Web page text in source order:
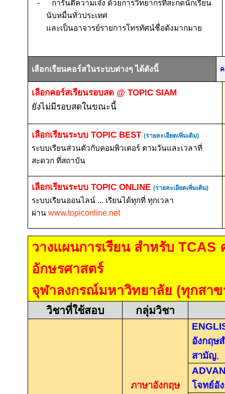
-
การันตีความเจ๋ง ด้วยการวิทยากรที่สะกดนักเรียน
นับหมื่นทั่วประเทศ
และเป็นอาจารย์รายการโทรทัศน์ชื่อดังมากมาย
เลือกเรียนคอร์สในระบบต่างๆ ได้ดังนี้
เลือกคอร์สเรียนรอบสด @ TOPIC SIAM
ยังไม่มีรอบสดในขณะนี้
เลือกเรียนระบบTOPIC BEST (รายละเอียดเพิ่มเติม)
ระบบเรียนส่วนตัวกับคอมพิวเตอร์ ตามวันและเวลาที่
สะดวก ที่สถาบัน
เลือกเรียนระบบTOPIC ONLINE (รายละเอียดเพิ่มเติม)
ระบบเรียนออนไลน์ ... เรียนได้ทุกที่ ทุกเวลา
ผ่านwww.topiconline.net
วางแผนการเรียน สำหรับTCAS
อักษรศาสตร์
จุฬาลงกรณ์มหาวิทยาลัย (ทุกสาข
วิชาที่ใช้สอบ กลุ่มวิชา
ภาษาอังกฤษ
อังกฤษ
สามัญ,
โจทย์อั